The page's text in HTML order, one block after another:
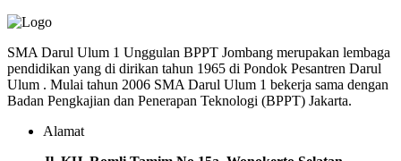
SMA Darul Ulum 1 Unggulan BPPT Jombang merupakan lembaga
pendidikan yang di dirikan tahun 1965 di Pondok Pesantren Darul
Ulum . Mulai tahun 2006 SMA Darul Ulum 1 bekerja sama dengan
Badan Pengkajian dan Penerapan Teknologi (BPPT) Jakarta.
Alamat